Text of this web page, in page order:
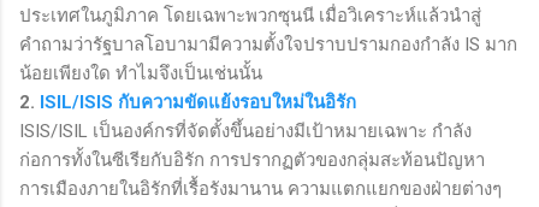
ประเทศในภูมิภาค โดยเฉพาะพวกซุนนี เมื่อวิเคราะห์แล้วนำสู่
คำถามว่ารัฐบาลโอบามามีความตั้งใจปราบปรามกองกำลัง IS มาก
น้อยเพียงใด ทำไมจึงเป็นเช่นนั้น
2. ISIL/ISIS กับความขัดแย้งรอบใหม่ในอิรัก
ISIS/ISIL เป็นองค์กรที่จัดตั้งขึ้นอย่างมีเป้าหมายเฉพาะ กำลัง
ก่อการทั้งในซีเรียกับอิรัก การปรากฏตัวของกลุ่มสะท้อนปัญหา
การเมืองภายในอิรักที่เรื้อรังมานาน ความแตกแยกของฝ่ายต่างๆ